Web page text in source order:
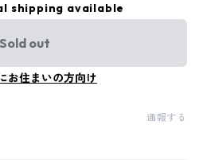
shipping available
Sold out
お住まいの方向け
通報する